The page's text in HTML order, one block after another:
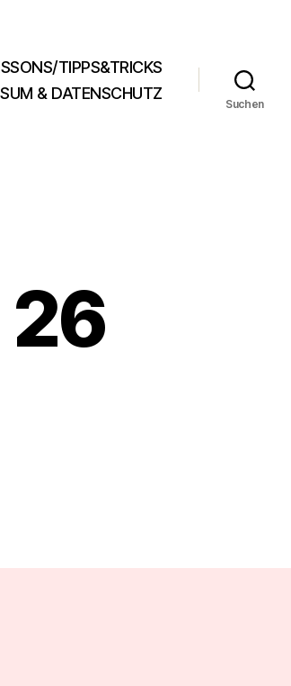
TIPPS&TRICKS
& DATENSCHUTZ
Suchen
26